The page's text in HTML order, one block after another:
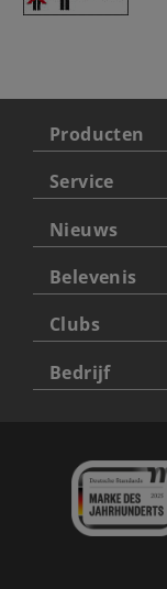
Producten
Service
Nieuws
Belevenis
Clubs
Bedrijf